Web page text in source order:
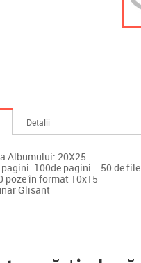
Detalii
Albumului: 20X25
100de pagini = 50 de file
poze în format 10x15
Glisant